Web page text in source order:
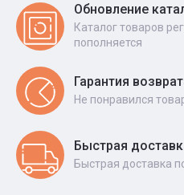
Обновление
Каталог товаров
пополняется
Гарантия
Не понравился
Быстрая
Быстрая доставка